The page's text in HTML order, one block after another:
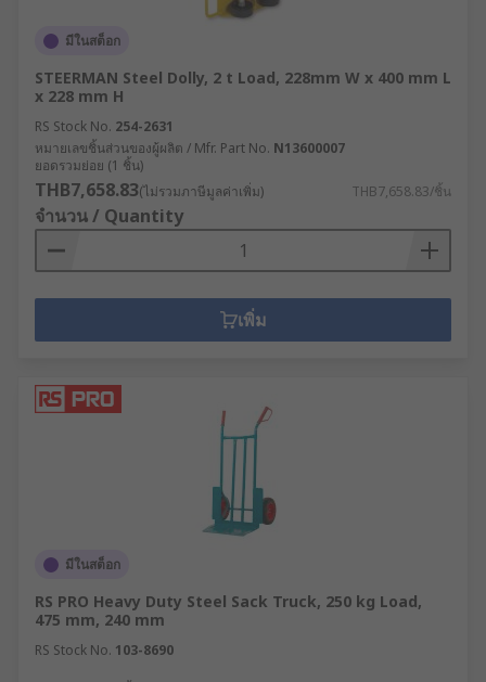
มีในสต็อก
STEERMAN Steel Dolly, 2 t Load, 228mm W x 400 mm L
x 228 mm H
RS Stock No. 254-2631
หมายเลขชิ้นส่วนของผู้ผลิต / Mfr. Part No. N13600007
ยอดรวมย่อย (1 ชิ้น)
THB7,658.83(ไม่รวมภาษีมูลค่าเพิ่ม) THB7,658.83/ชิ้น
จำนวน / Quantity
เพิ่ม
มีในสต็อก
RS PRO Heavy Duty Steel Sack Truck, 250 kg Load,
475 mm, 240 mm
RS Stock No. 103-8690